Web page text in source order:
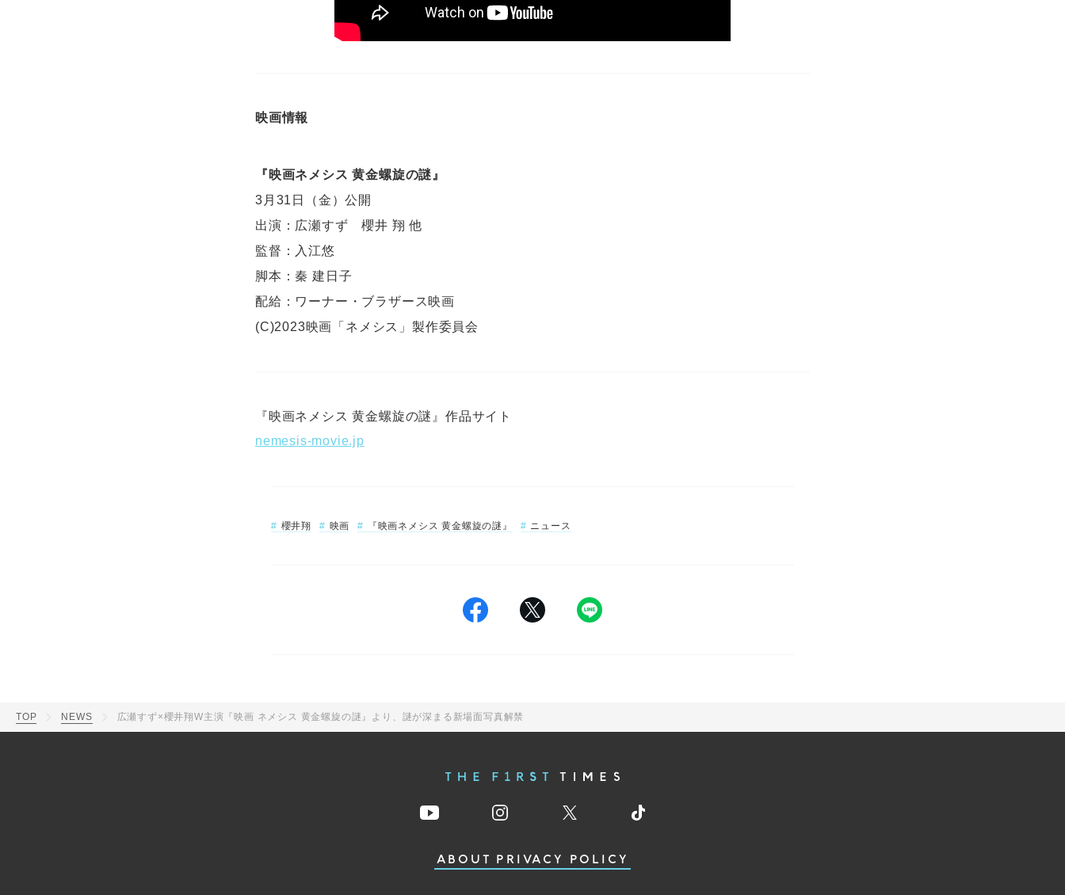
映画情報
『映画ネメシス 黄金螺旋の謎』
3月31日（金）公開
出演：広瀬すず 櫻井 翔 他
監督：入江悠
脚本：秦 建日子
配給：ワーナー・ブラザース映画
(C)2023映画「ネメシス」製作委員会
『映画ネメシス 黄金螺旋の謎』作品サイト
nemesis-movie.jp
櫻井翔 映画 『映画ネメシス 黄金螺旋の謎』 ニュース
TOP NEWS 広瀬すず×櫻井翔W主演『映画 ネメシス 黄金螺旋の謎』より、謎が深まる新場面写真解禁
ABOUT PRIVACY POLICY